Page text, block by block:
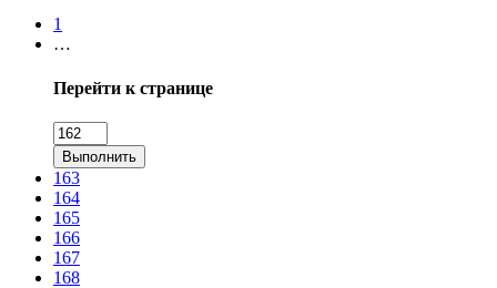
1
…
Перейти к странице
Выполнить
163
164
165
166
167
168